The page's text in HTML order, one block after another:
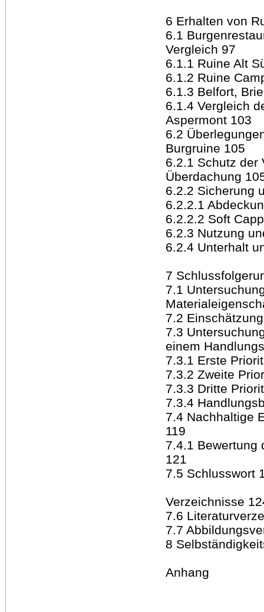
6 Erhalten von
6.1
Vergleich 97
6.1.1 Ruine Alt
6.1.2 Ruine
6.1.3 Belfort,
6.1.4 Vergleich
Aspermont 103
6.2
Burgruine 105
6.2.1 Schutz der
Überdachung
6.2.2 Sicherung
6.2.2.1
6.2.2.2 Soft
6.2.3 Nutzung
6.2.4 Unterhalt
7
7.1
7.2
7.3
einem
7.3.1 Erste
7.3.2 Zweite
7.3.3 Dritte
7.3.4
7.4 Nachhaltige
119
7.4.1 Bewertung
121
7.5 Schlusswort
Verzeichnisse
7.6
7.7
8
Anhang